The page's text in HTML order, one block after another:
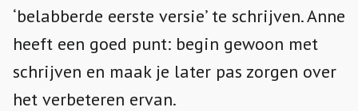
‘belabberde eerste versie’ te schrijven. Anne
heeft een goed punt: begin gewoon met
schrijven en maak je later pas zorgen over
het verbeteren ervan.